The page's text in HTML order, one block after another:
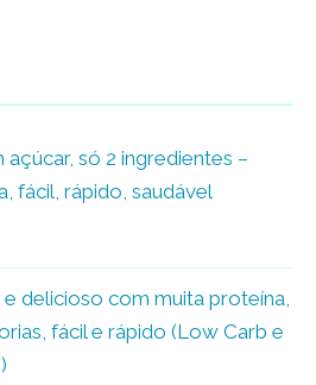
açúcar, só 2 ingredientes –
fácil, rápido, saudável
delicioso com muita proteína,
fácil e rápido (Low Carb e